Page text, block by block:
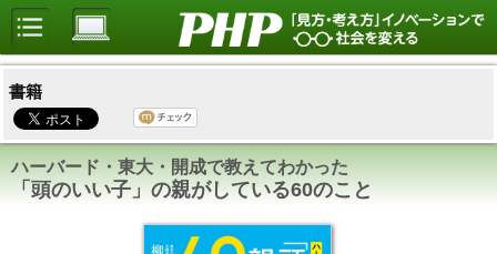
書籍
ハーバード・東大・開成で教えてわかった
「頭のいい子」の親がしている60のこと